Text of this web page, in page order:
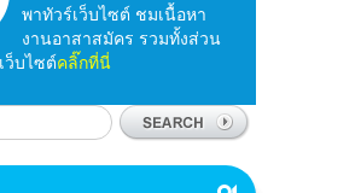
พาทัวร์เว็บไซต์ ชมเนื้อหา
งานอาสาสมัคร รวมทั้งส่วน
ว็บไซต์คลิ๊กที่นี่